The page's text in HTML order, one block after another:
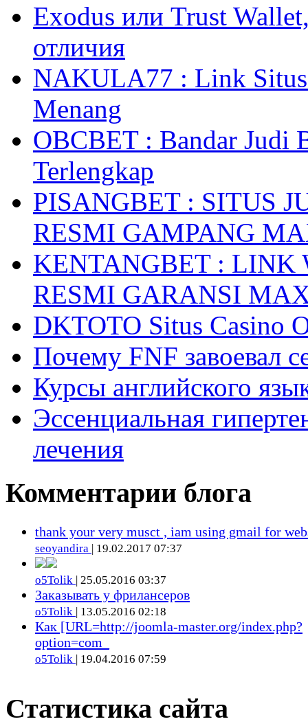
Exodus или Trust
отличия
NAKULA77 : Link Situs
Menang
OBCBET : Bandar Judi
Terlengkap
PISANGBET : SITUS
RESMI GAMPANG
KENTANGBET : LINK
RESMI GARANSI
DKTOTO Situs Casino
Почему FNF завоевал
Курсы английского
Эссенциальная
лечения
Комментарии блога
thank your very musct , iam using gmail for
seoyandira | 19.02.2017 07:37
o5Tolik | 25.05.2016 03:37
Заказывать у фрилансеров
o5Tolik | 13.05.2016 02:18
Как [URL=http://joomla-master.org/index.php?
option=com_
o5Tolik | 19.04.2016 07:59
Статистика сайта